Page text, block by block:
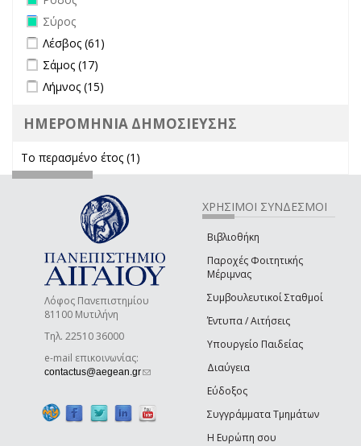
Remove Σύρος filter
Σύρος
Apply Λέσβος filter
Λέσβος (61)
Apply Σάμος filter
Σάμος (17)
Apply Λήμνος filter
Λήμνος (15)
ΗΜΕΡΟΜΗΝΙΑ ΔΗΜΟΣΙΕΥΣΗΣ
Το περασμένο έτος (1)
Λόφος Πανεπιστημίου
81100 Μυτιλήνη
Τηλ. 22510 36000
e-mail επικοινωνίας:
contactus@aegean.gr(link sends e-mail)
ΧΡΗΣΙΜΟΙ ΣΥΝΔΕΣΜΟΙ
Βιβλιοθήκη
Παροχές Φοιτητικής
Μέριμνας
Συμβουλευτικοί Σταθμοί
Έντυπα / Αιτήσεις
Υπουργείο Παιδείας
Διαύγεια
Εύδοξος
Συγγράμματα Τμημάτων
Η Ευρώπη σου